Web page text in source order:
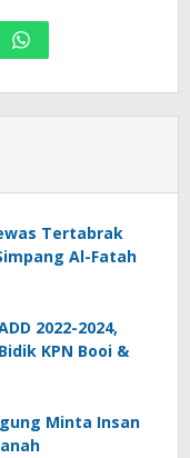
Tertabrak
Al-Fatah
2022-2024,
KPN Booi &
Minta Insan